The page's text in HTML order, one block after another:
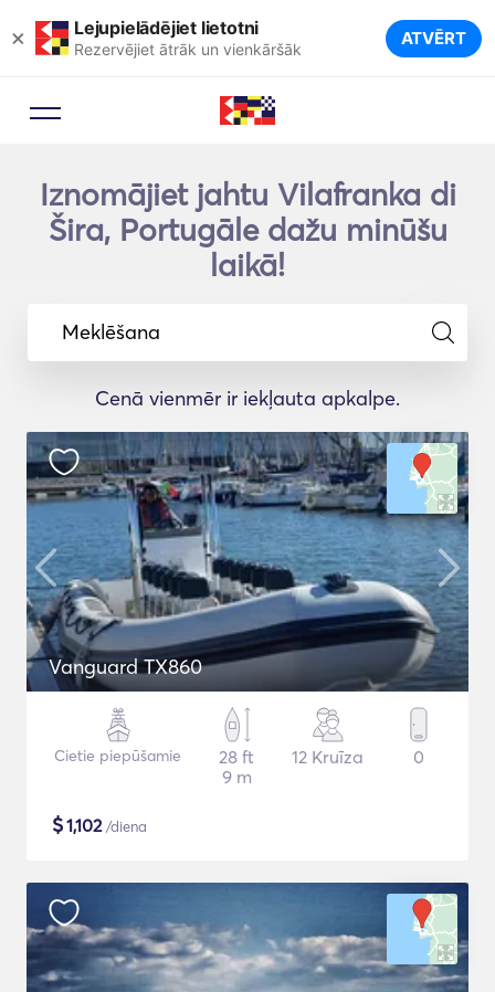
× Lejupielādējiet lietotni
Rezervējiet ātrāk un vienkāršāk ATVĒRT
Iznomājiet jahtu Vilafranka di
Šira, Portugāle dažu minūšu
laikā!
Meklēšana
Cenā vienmēr ir iekļauta apkalpe.
Vanguard TX860
Cietie piepūšamie
28 ft
9 m
12 Kruīza 0
$1,102/diena